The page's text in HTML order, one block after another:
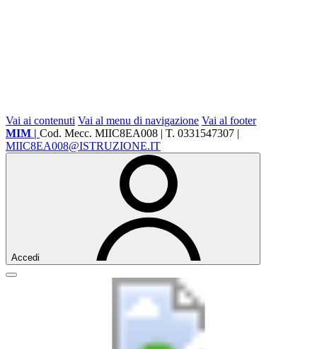
Vai ai contenuti Vai al menu di navigazione Vai al footer
MIM | Cod. Mecc. MIIC8EA008 | T. 0331547307 |
MIIC8EA008@ISTRUZIONE.IT
Accedi